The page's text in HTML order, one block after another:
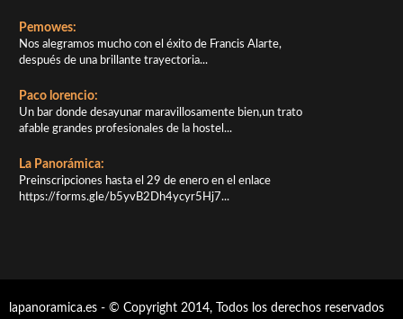
Pemowes:
Nos alegramos mucho con el éxito de Francis Alarte,
después de una brillante trayectoria...
Paco lorencio:
Un bar donde desayunar maravillosamente bien,un trato
afable grandes profesionales de la hostel...
La Panorámica:
Preinscripciones hasta el 29 de enero en el enlace
https://forms.gle/b5yvB2Dh4ycyr5Hj7...
lapanoramica.es - © Copyright 2014, Todos los derechos reservados